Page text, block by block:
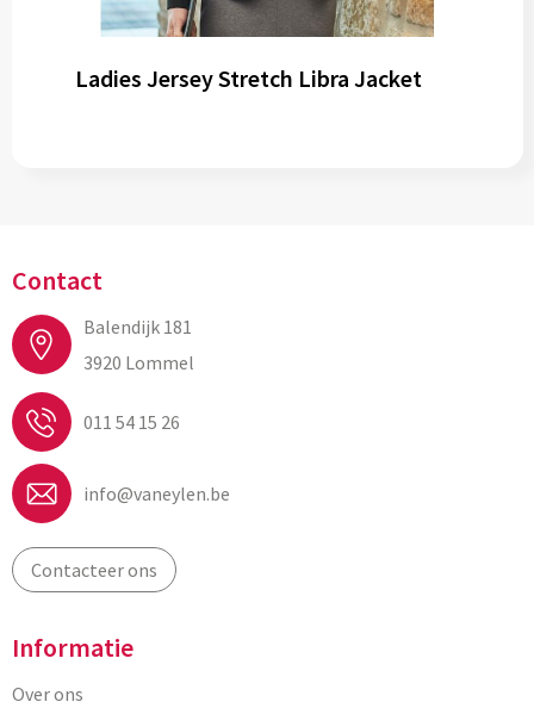
Ladies Jersey Stretch Libra Jacket
Contact
Balendijk 181
3920 Lommel
011 54 15 26
info@vaneylen.be
Contacteer ons
Informatie
Over ons